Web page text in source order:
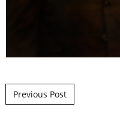
Post navigation
Previous Post